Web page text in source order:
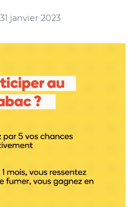
janvier 2023